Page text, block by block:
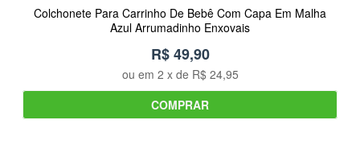
Colchonete Para Carrinho De Bebê Com Capa Em Malha
Azul Arrumadinho Enxovais
R$ 49,90
ou em 2 x de R$ 24,95
COMPRAR